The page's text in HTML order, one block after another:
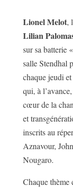
Lionel Melot,
Lilian
sur sa batterie
salle Stendhal
chaque jeudi
qui, à
cœur de la
et
inscrits au
Aznavour,
Nougaro.
Chaque thème